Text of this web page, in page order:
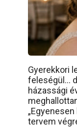
Gyerekkori
feleségül…
házassági
tervem